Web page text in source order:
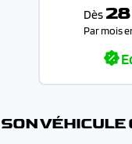
Dès
Par mois
VÉHICULE